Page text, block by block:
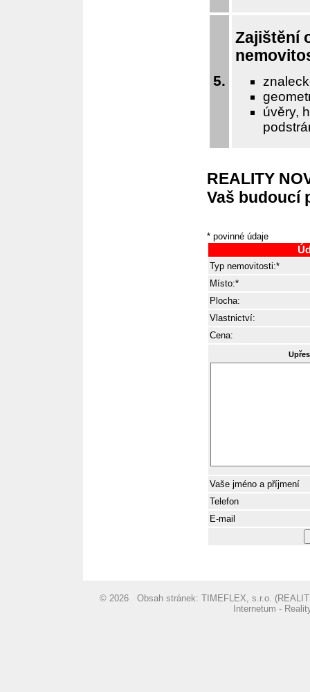
5.
Zajištění
úvěry,
REALITY
Vaš budoucí
* povinné údaje
Typ nemovitosti:*
Místo:*
Plocha:
Vlastnictví:
Cena:
Vaše jméno a příjmení
Telefon
E-mail
© 2026 Obsah stránek: TIMEFLEX, s.r.o.
Internetum -